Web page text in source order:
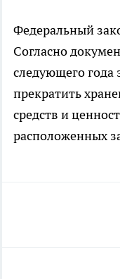
Федеральный
Согласно
следующего года
прекратить
средств и
расположенных